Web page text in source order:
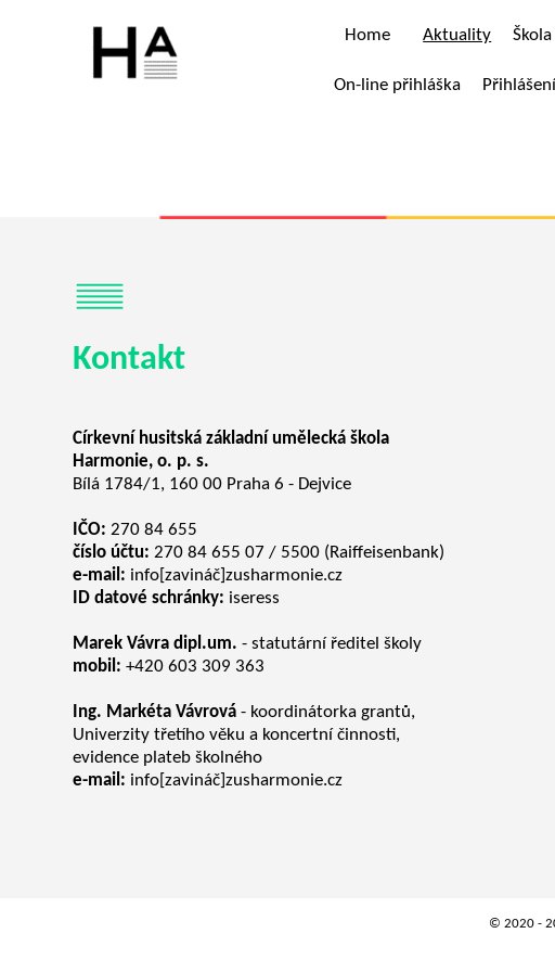
Home Aktuality Škola
On-line přihláška
Kontakt
Církevní husitská základní umělecká škola
Harmonie, o. p. s.
Bílá 1784/1, 160 00 Praha 6 - Dejvice
IČO: 270 84 655
číslo účtu: 270 84 655 07 / 5500 (Raiffeisenbank)
e-mail: info[zavináč]zusharmonie.cz
ID datové schránky: iseress
Marek Vávra dipl.um. - statutární ředitel školy
mobil: +420 603 309 363
Ing. Markéta Vávrová - koordinátorka grantů,
Univerzity třetího věku a koncertní činnosti,
evidence plateb školného
e-mail: info[zavináč]zusharmonie.cz
© 2020 -